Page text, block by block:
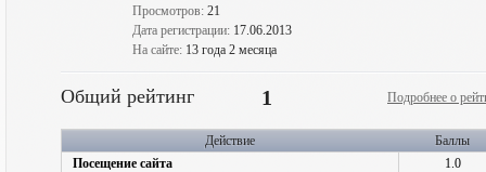
Просмотров: 21
Дата регистрации: 17.06.2013
На сайте: 13 года 2 месяца
Общий рейтинг 1 Подробнее о
Действие
Баллы
Посещение сайта
1.0